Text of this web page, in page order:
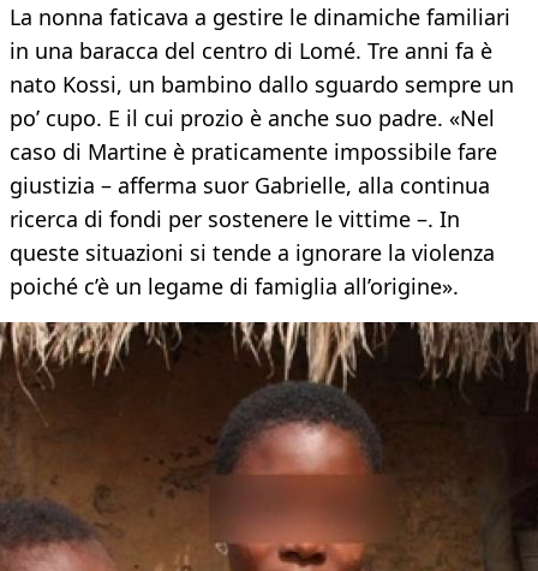
La nonna faticava a gestire le dinamiche familiari
in una baracca del centro di Lomé. Tre anni fa è
nato Kossi, un bambino dallo sguardo sempre un
po’ cupo. E il cui prozio è anche suo padre. «Nel
caso di Martine è praticamente impossibile fare
giustizia – afferma suor Gabrielle, alla continua
ricerca di fondi per sostenere le vittime –. In
queste situazioni si tende a ignorare la violenza
poiché c’è un legame di famiglia all’origine».